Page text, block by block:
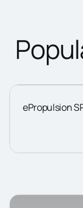
ePropulsion